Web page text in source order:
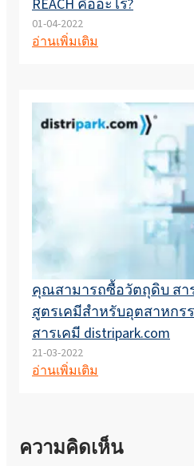
REACH คืออะไร?
01-04-2022
อ่านเพิ่มเติม
คุณสามารถซื้อวัตถุดิบ สา
สูตรเคมีสำหรับอุตสาหกร
สารเคมี distripark.com
21-03-2022
อ่านเพิ่มเติม
ความคิดเห็น